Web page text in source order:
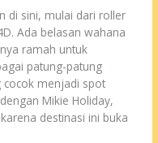
di sini, mulai dari roller
Ada belasan wahana
ramah untuk
patung-patung
cocok menjadi spot
Mikie Holiday,
destinasi ini buka